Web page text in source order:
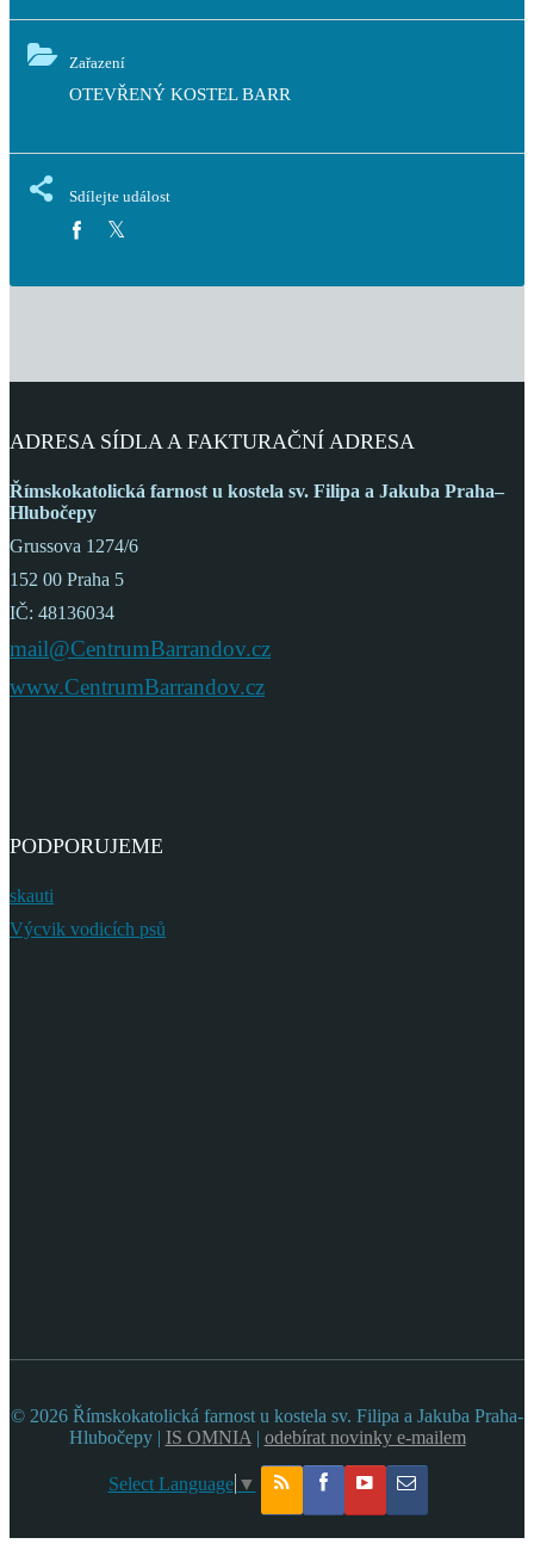
Zařazení
OTEVŘENÝ KOSTEL BARR
Sdílejte událost
ADRESA SÍDLA A FAKTURAČNÍ ADRESA
Římskokatolická farnost u kostela sv. Filipa a Jakuba Praha–
Hlubočepy
Grussova 1274/6
152 00 Praha 5
IČ: 48136034
mail@CentrumBarrandov.cz
www.CentrumBarrandov.cz
PODPORUJEME
skauti
Výcvik vodicích psů
© 2026 Římskokatolická farnost u kostela sv. Filipa a Jakuba Praha-
Hlubočepy | IS OMNIA | odebírat novinky e-mailem
Select Language ▼